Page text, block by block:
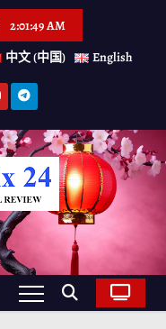
2:01:49 AM
中文 (中国) English